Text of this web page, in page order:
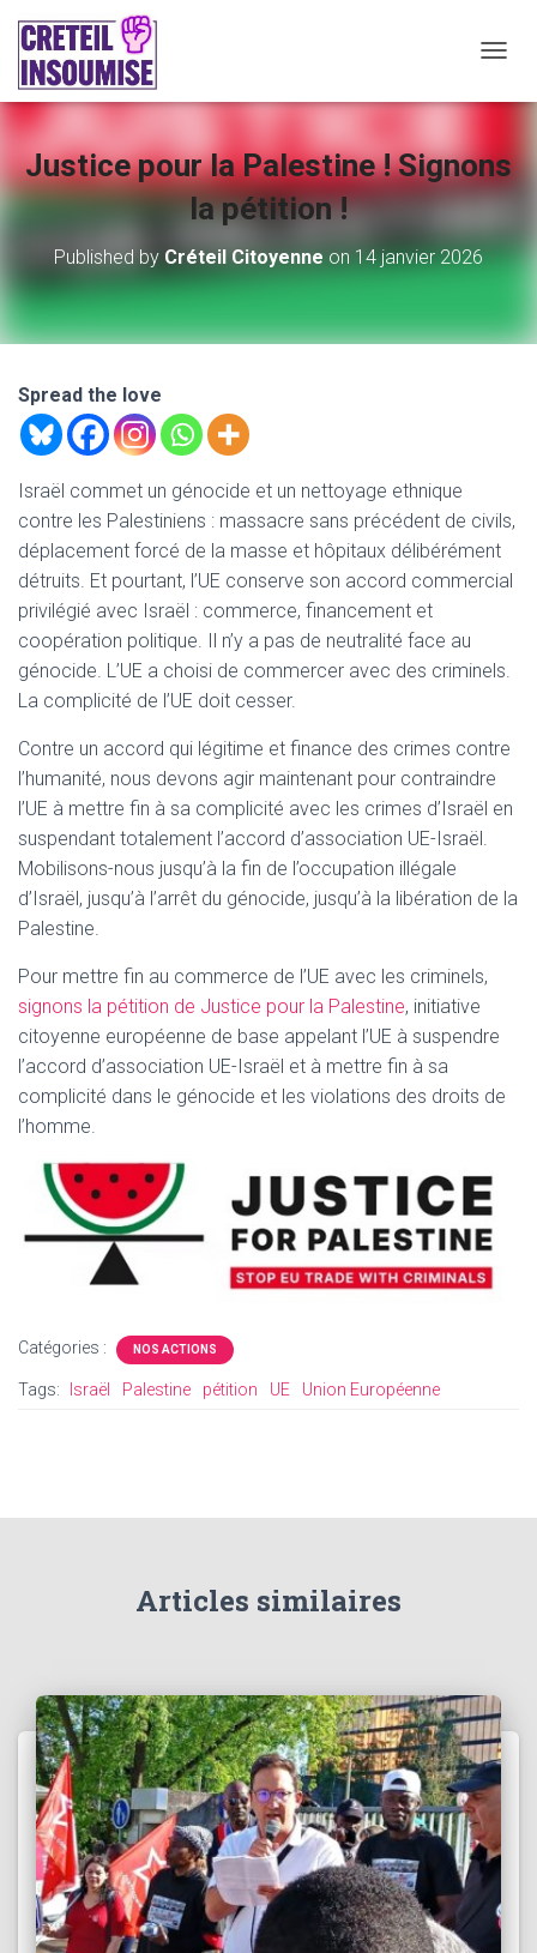
I
R
A
T
O
Justice pour la Palestine ! Signons
la pétition !
Published by Créteil Citoyenne on 14 janvier 2026
Spread the love
Israël commet un génocide et un nettoyage ethnique
contre les Palestiniens : massacre sans précédent de civils,
déplacement forcé de la masse et hôpitaux délibérément
détruits. Et pourtant, l’UE conserve son accord commercial
privilégié avec Israël : commerce, financement et
coopération politique. Il n’y a pas de neutralité face au
génocide. L’UE a choisi de commercer avec des criminels.
La complicité de l’UE doit cesser.
Contre un accord qui légitime et finance des crimes contre
l’humanité, nous devons agir maintenant pour contraindre
l’UE à mettre fin à sa complicité avec les crimes d’Israël en
suspendant totalement l’accord d’association UE-Israël.
Mobilisons-nous jusqu’à la fin de l’occupation illégale
d’Israël, jusqu’à l’arrêt du génocide, jusqu’à la libération de la
Palestine.
Pour mettre fin au commerce de l’UE avec les criminels,
signons la pétition de Justice pour la Palestine, initiative
citoyenne européenne de base appelant l’UE à suspendre
l’accord d’association UE-Israël et à mettre fin à sa
complicité dans le génocide et les violations des droits de
l’homme.
Catégories : NOS ACTIONS
Tags: Israël Palestine pétition UE Union Européenne
Articles similaires